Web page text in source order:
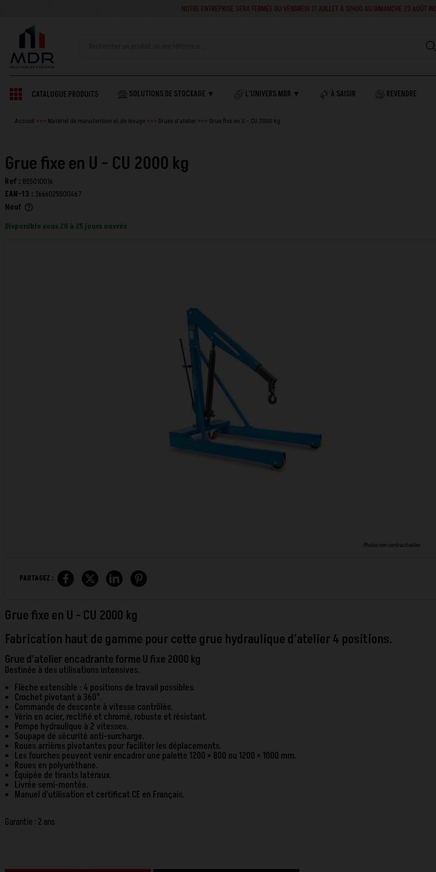
NOTRE ENTREPRISE SERA FERMÉE DU VENDREDI 31 JUILLET À 12H00 AU DIMANCHE 23 AOÛT INCLUS. EN
CATALOGUE PRODUITS SOLUTIONS DE STOCKAGE ▼ L'UNIVERS MDR ▼ À SAISIR REVENDRE
Accueil Matériel de manutention et de levage Grues d'atelier Grue fixe en U - CU 2000 kg
Grue fixe en U - CU 2000 kg
Ref : 855010016
EAN-13 : 3666025500467
Neuf help_outline
Disponible sous 20 à 25 jours ouvrés
Photos non contractuelles
PARTAGEZ :
Grue fixe en U - CU 2000 kg
Fabrication haut de gamme pour cette grue hydraulique d'atelier 4 positions.
Grue d'atelier encadrante forme U fixe 2000 kg
Destinée à des utilisations intensives.
Flèche extensible : 4 positions de travail possibles.
Crochet pivotant à 360°.
Commande de descente à vitesse contrôlée.
Vérin en acier, rectifié et chromé, robuste et résistant.
Pompe hydraulique à 2 vitesses.
Soupape de sécurité anti-surcharge.
Roues arrières pivotantes pour faciliter les déplacements.
Les fourches peuvent venir encadrer une palette 1200 × 800 ou 1200 × 1000 mm.
Roues en polyuréthane.
Équipée de tirants latéraux.
Livrée semi-montée.
Manuel d’utilisation et certificat CE en Français.
Garantie : 2 ans